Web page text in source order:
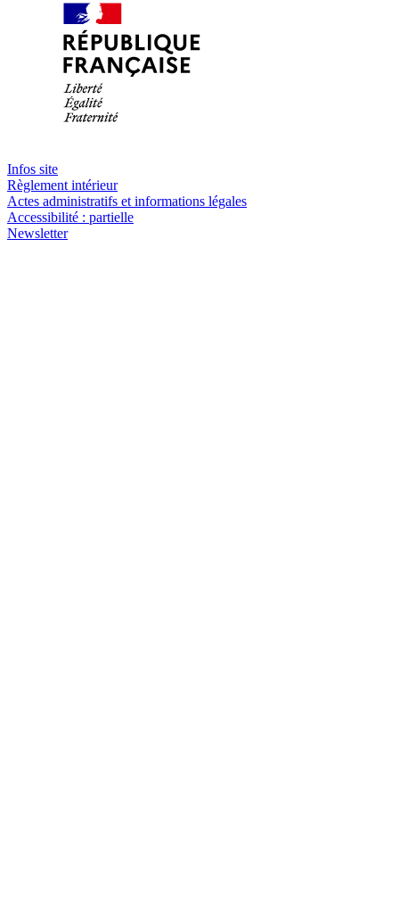
Infos site
Règlement intérieur
Actes administratifs et informations légales
Accessibilité : partielle
Newsletter